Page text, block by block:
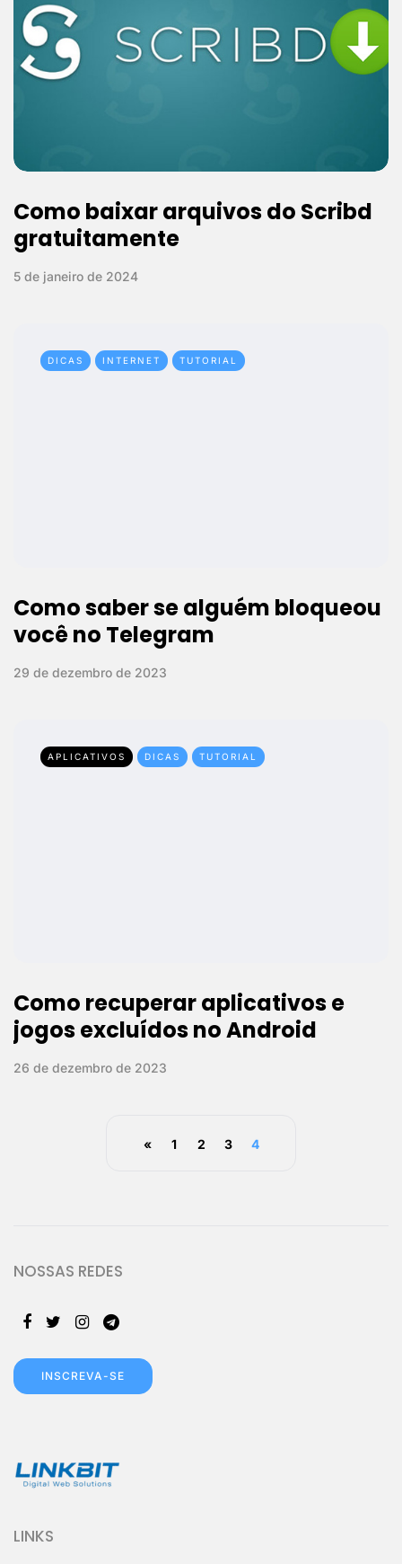
Como baixar arquivos do Scribd
gratuitamente
5 de janeiro de 2024
DICAS INTERNET TUTORIAL
Como saber se alguém bloqueou
você no Telegram
29 de dezembro de 2023
APLICATIVOS DICAS TUTORIAL
Como recuperar aplicativos e
jogos excluídos no Android
26 de dezembro de 2023
« 1 2 3 4
LINKS
NOSSAS REDES
INSCREVA-SE